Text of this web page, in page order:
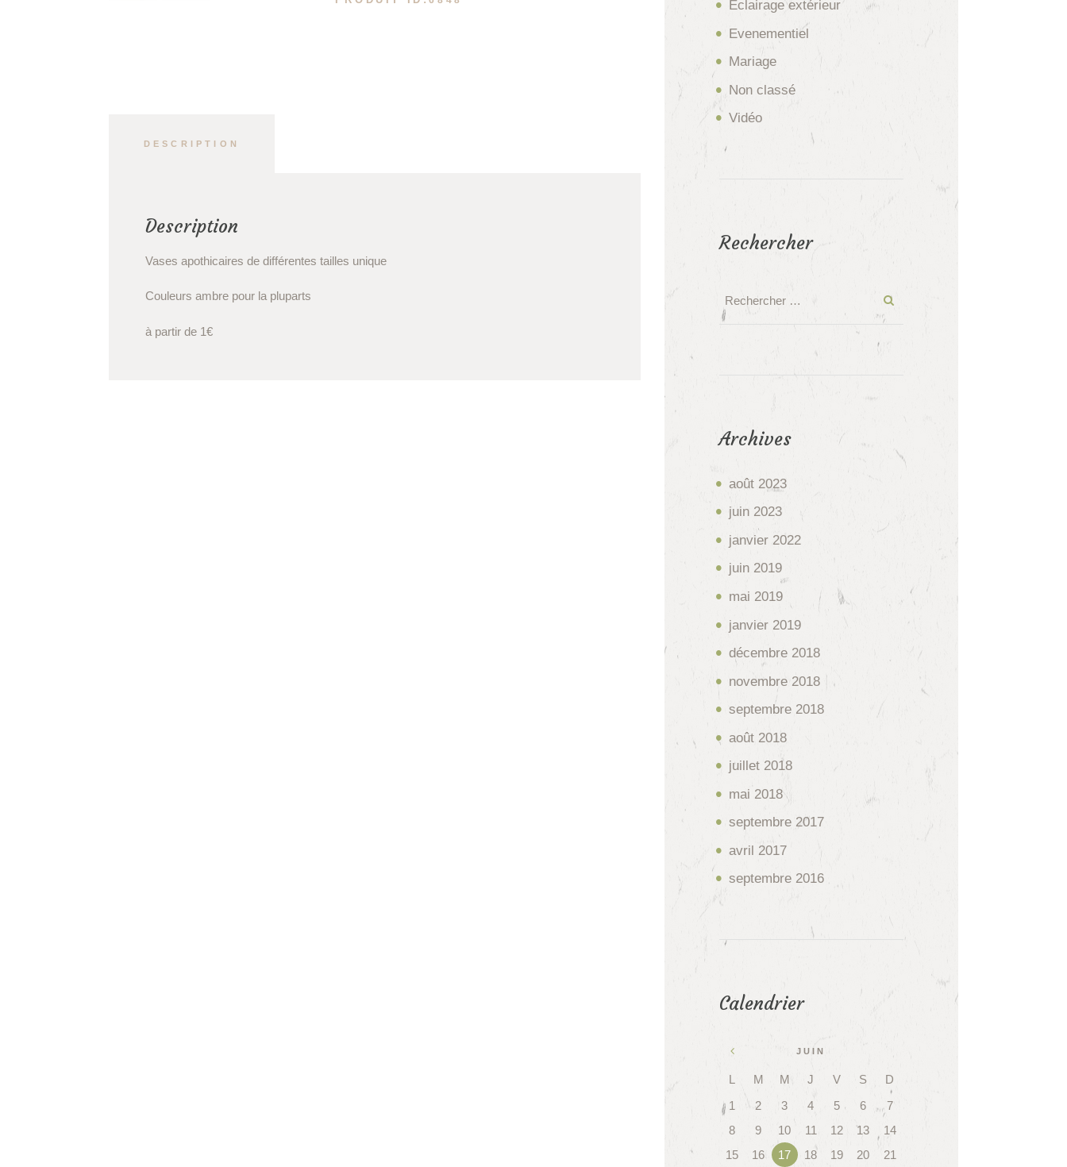
DESCRIPTION
Description
Vases apothicaires de différentes tailles unique
Couleurs ambre pour la pluparts
à partir de 1€
Eclairage extérieur
Evenementiel
Mariage
Non classé
Vidéo
Rechercher
Archives
août 2023
juin 2023
janvier 2022
juin 2019
mai 2019
janvier 2019
décembre 2018
novembre 2018
septembre 2018
août 2018
juillet 2018
mai 2018
septembre 2017
avril 2017
septembre 2016
Calendrier
JUIN
L M M J V S
D
1
2 3 4 5 6
7
8
9 10 11 12 13
14
15
16 17 18 19 20
21